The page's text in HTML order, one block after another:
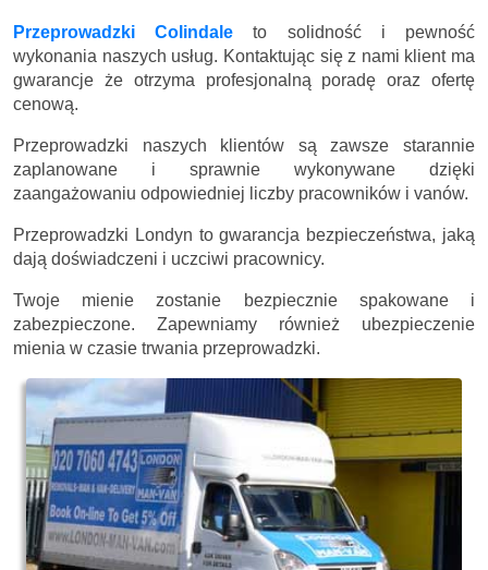
Przeprowadzki Colindale to solidność i pewność
wykonania naszych usług. Kontaktując się z nami klient ma
gwarancje że otrzyma profesjonalną poradę oraz ofertę
cenową.
Przeprowadzki naszych klientów są zawsze starannie
zaplanowane i sprawnie wykonywane dzięki
zaangażowaniu odpowiedniej liczby pracowników i vanów.
Przeprowadzki Londyn to gwarancja bezpieczeństwa, jaką
dają doświadczeni i uczciwi pracownicy.
Twoje mienie zostanie bezpiecznie spakowane i
zabezpieczone. Zapewniamy również ubezpieczenie
mienia w czasie trwania przeprowadzki.